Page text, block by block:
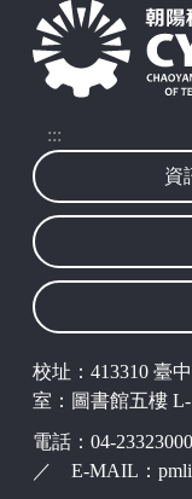
:::
資
校址：413310 臺
室：圖書館五樓 L-
電話：04-
／ E-MAIL：